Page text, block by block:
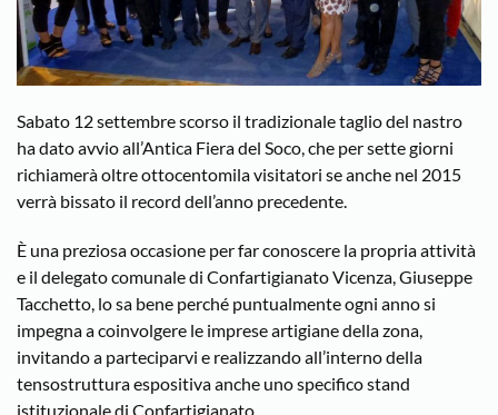
Sabato 12 settembre scorso il tradizionale taglio del nastro
ha dato avvio all’Antica Fiera del Soco, che per sette giorni
richiamerà oltre ottocentomila visitatori se anche nel 2015
verrà bissato il record dell’anno precedente.
È una preziosa occasione per far conoscere la propria attività
e il delegato comunale di Confartigianato Vicenza, Giuseppe
Tacchetto, lo sa bene perché puntualmente ogni anno si
impegna a coinvolgere le imprese artigiane della zona,
invitando a parteciparvi e realizzando all’interno della
tensostruttura espositiva anche uno specifico stand
istituzionale di Confartigianato.